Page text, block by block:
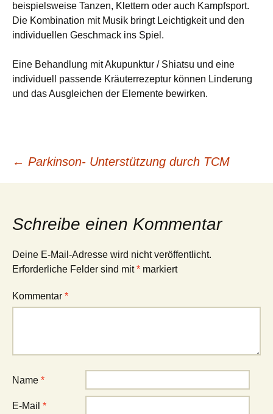
beispielsweise Tanzen, Klettern oder auch Kampfsport.
Die Kombination mit Musik bringt Leichtigkeit und den
individuellen Geschmack ins Spiel.
Eine Behandlung mit Akupunktur / Shiatsu und eine
individuell passende Kräuterrezeptur können Linderung
und das Ausgleichen der Elemente bewirken.
Beitragsnavigation
← Parkinson- Unterstützung durch TCM
Schreibe einen Kommentar
Deine E-Mail-Adresse wird nicht veröffentlicht.
Erforderliche Felder sind mit* markiert
Kommentar *
Name *
E-Mail *